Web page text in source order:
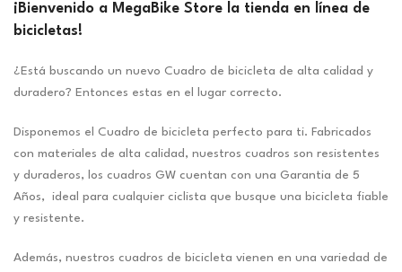
¡Bienvenido a MegaBike Store la tienda en línea de
bicicletas!
¿Está buscando un nuevo Cuadro de bicicleta de alta calidad y
duradero? Entonces estas en el lugar correcto.
Disponemos el Cuadro de bicicleta perfecto para ti. Fabricados
con materiales de alta calidad, nuestros cuadros son resistentes
y duraderos, los cuadros GW cuentan con una Garantia de 5
Años, ideal para cualquier ciclista que busque una bicicleta fiable
y resistente.
Además, nuestros cuadros de bicicleta vienen en una variedad de